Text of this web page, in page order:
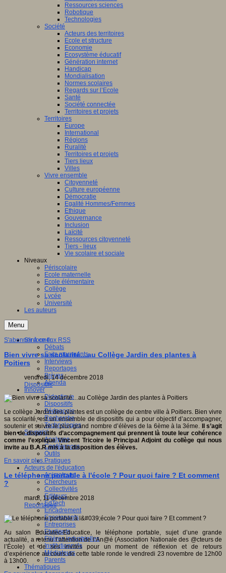
Ressources sciences
Robotique
Technologies
Société
Acteurs des territoires
Ecole et structure
Economie
Ecosystème éducatif
Génération internet
Handicap
Mondialisation
Normes scolaires
Regards sur l’Ecole
Santé
Société connectée
Territoires et projets
Territoires
Europe
International
Régions
Ruralité
Territoires et projets
Tiers lieux
Villes
Vivre ensemble
Citoyenneté
Culture européenne
Démocratie
Egalité Hommes/Femmes
Ethique
Gouvernance
Inclusion
Laïcité
Ressources citoyenneté
Tiers - lieux
Vie scolaire et sociale
Niveaux
Périscolaire
Ecole maternelle
Ecole élémentaire
Collège
Lycée
Université
Les auteurs
Menu
S'informer
Débats
Faits marquants
Interviews
Reportages
Brèves
Agenda
Innover
Didactique
Dispositifs
Pédagogie
Recherche
Technologies
Savoir(s)
Analyses
Conférences
Outils
Pratiques
Acteurs de l'éducation
Animateurs
Chercheurs
Collectivités
Editeurs
EdTech
Encadrement
Enseignants
Entreprises
Etudiants
Filières industrielles
Institutionnels
Médiateurs
Parents
Thématiques
S'abonner à ce flux RSS
Bien vivre sa scolarité…au Collège Jardin des plantes à
Poitiers
vendredi, 14 décembre 2018
Dispositifs
Le collège Jardin des plantes est un collège de centre ville à Poitiers. Bien vivre
sa scolarité, est un ensemble de dispositifs qui a pour objectif d’accompagner,
soutenir et suivre le plus grand nombre d’élèves de la 6ème à la 3éme.
Il s’agit
bien de dispositifs d’accompagnement qui prennent là toute leur cohérence
comme l’explique Vincent Tricoire le Principal Adjoint du collège qui nous
invite au B.A.R mis à la disposition des élèves.
En savoir plus...
Le téléphone portable à l'école ? Pour quoi faire ? Et comment
?
mardi, 11 décembre 2018
Reportages
Au salon Educatec-Educatice, le téléphone portable, sujet d’une grande
actualité, a retenu l’attention de l’An@é (Association Nationale des @cteurs de
l’École) et de ses invités pour un moment de réflexion et de retours
d’expérience au cours de cette table ronde le vendredi 23 novembre de 12h00
à 13h00.